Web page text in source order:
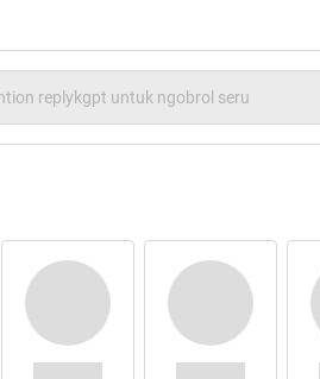
atau ngundurin diri bingung
dia ngomong ngundurin diri
hal yang dianggap privasi
tapi ane ga pernah nonton :P
replykgpt untuk ngobrol seru